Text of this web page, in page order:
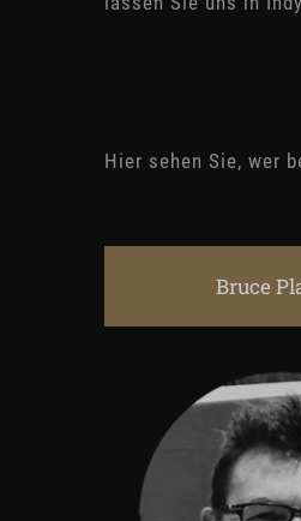
Hier sehen Sie, wer
Bruce